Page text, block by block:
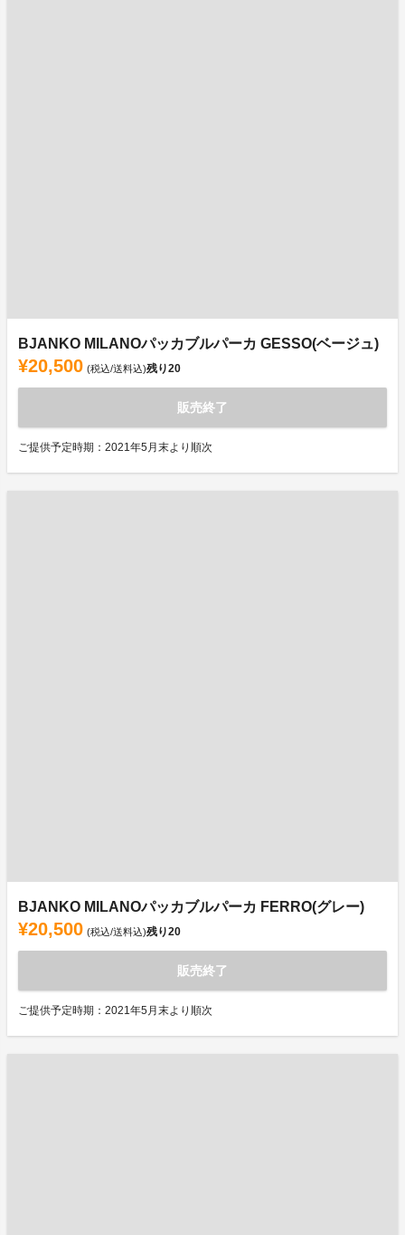
BJANKO MILANOパッカブルパーカ GESSO(ベージュ)
¥20,500 (税込/送料込)残り20
販売終了
ご提供予定時期：2021年5月末より順次
BJANKO MILANOパッカブルパーカ FERRO(グレー)
¥20,500 (税込/送料込)残り20
販売終了
ご提供予定時期：2021年5月末より順次